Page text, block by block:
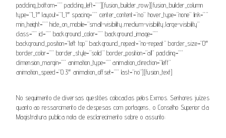
padding_bottom=”” padding_left=””][fusion_builder_row][fusion_builder_column
type=”1_1″ layout=”1_1″ spacing=”” center_content=”no” hover_type=”none” link=””
min_height=”” hide_on_mobile=”small-visibility,medium-visibility,large-visibility”
class=”” id=”” background_color=”” background_image=””
background_position=”left top” background_repeat=”no-repeat” border_size=”0″
border_color=”” border_style=”solid” border_position=”all” padding=””
dimension_margin=”” animation_type=”” animation_direction=”left”
animation_speed=”0.3″ animation_offset=”” last=”no”][fusion_text]
No seguimento de diversas questões colocadas pelos Exmos. Senhores juízes
quanto ao ressarcimento de despesas com portagens, o Conselho Superior da
Magistratura publica nota de esclarecimento sobre o assunto: